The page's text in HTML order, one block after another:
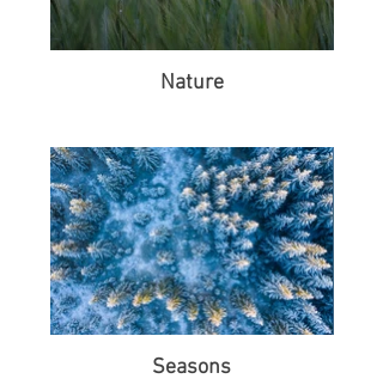
Nature
Seasons